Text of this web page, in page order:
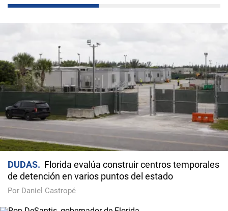
DUDAS
Florida evalúa construir centros temporales
de detención en varios puntos del estado
Por Daniel Castropé